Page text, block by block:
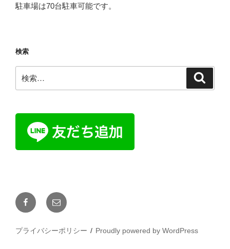
駐車場は70台駐車可能です。
検索
索:
Facebook
メ
ー
プライバシーポリシー Proudly powered by WordPress